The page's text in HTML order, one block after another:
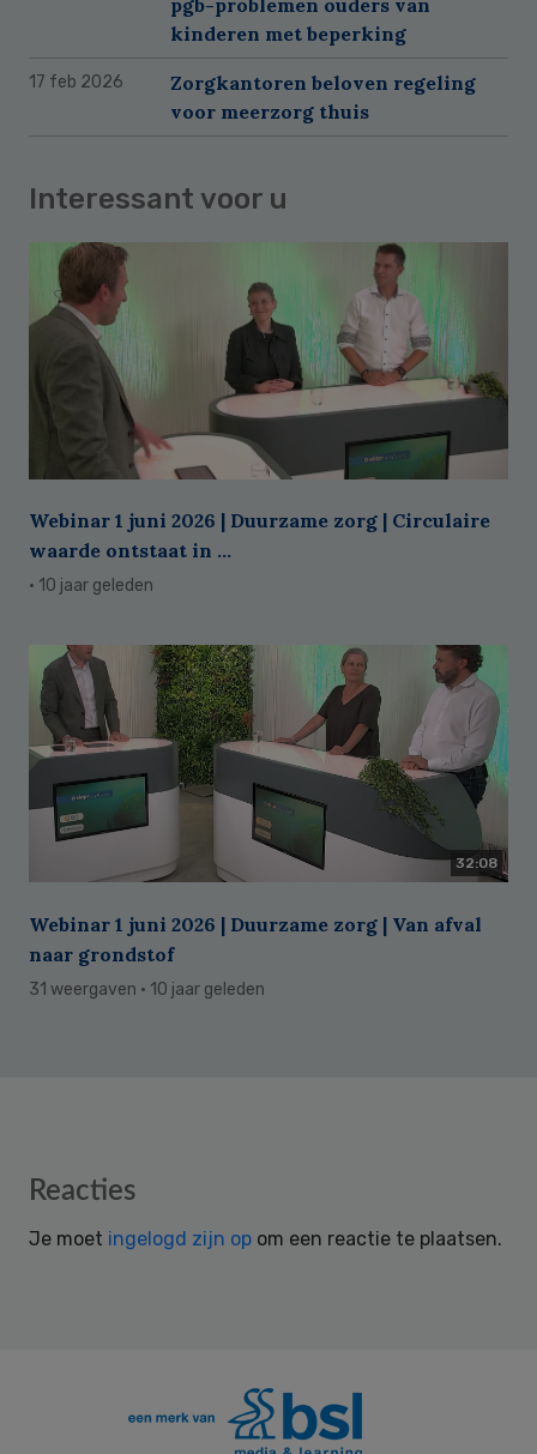
kinderen met beperking
17 feb 2026
Zorgkantoren beloven regeling
voor meerzorg thuis
Interessant voor u
Webinar 1 juni 2026 | Duurzame zorg | Circulaire
waarde ontstaat in ...
· 10 jaar geleden
32:08
Webinar 1 juni 2026 | Duurzame zorg | Van afval
naar grondstof
31 weergaven · 10 jaar geleden
Reader
Reacties
Je moet ingelogd zijn op om een reactie te plaatsen.